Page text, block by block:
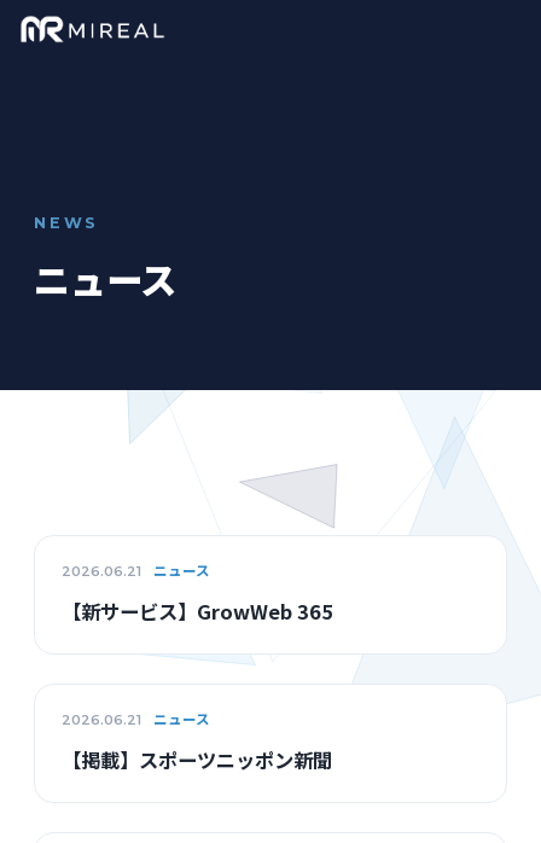
NEWS
ニュース
2026.06.21 ニュース
【新サービス】GrowWeb 365
2026.06.21 ニュース
【掲載】スポーツニッポン新聞